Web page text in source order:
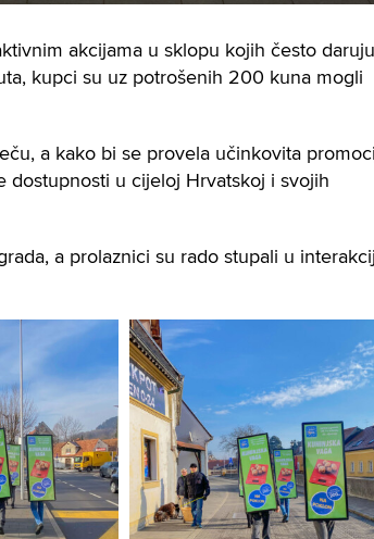
akcijama u sklopu kojih često daruju
kupci su uz potrošenih 200 kuna mogli
a kako bi se provela učinkovita
dostupnosti u cijeloj Hrvatskoj i svojih
a prolaznici su rado stupali u